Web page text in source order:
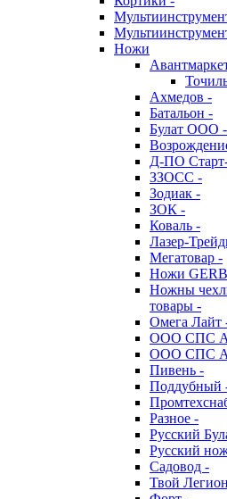
Ножи
Ахмедов -
Батальон -
Булат ООО -
Д-ПО
ЗЗОСС -
Зодиак -
ЗОК -
Коваль -
Лазер-
Мегатовар -
Ножи
Ножны
товары -
Омега Лайт
ООО СПС
ООО СПС
Пивень -
Поддубный
Разное -
Русский
Русский
Садовод -
Твой